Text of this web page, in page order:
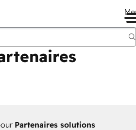
Partenaires solutions